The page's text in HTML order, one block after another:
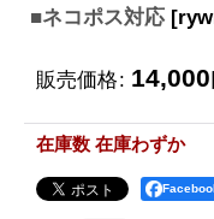
■ネコポス対応 [
販売価格: 14,000
在庫数 在庫わずか